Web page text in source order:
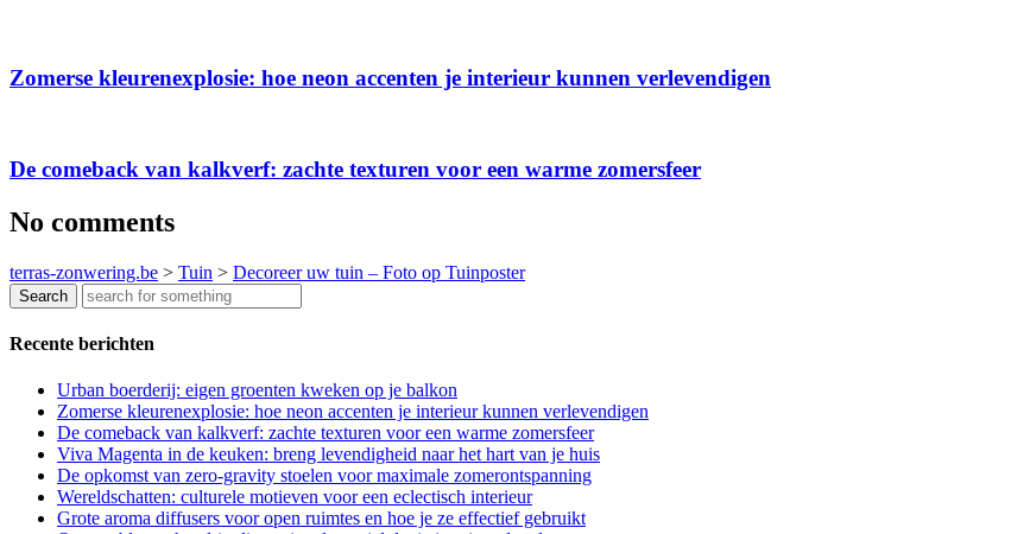
Zomerse kleurenexplosie: hoe neon accenten je interieur kunnen verlevendigen
De comeback van kalkverf: zachte texturen voor een warme zomersfeer
No comments
terras-zonwering.be > Tuin > Decoreer uw tuin – Foto op Tuinposter
Recente berichten
Urban boerderij: eigen groenten kweken op je balkon
Zomerse kleurenexplosie: hoe neon accenten je interieur kunnen verlevendigen
De comeback van kalkverf: zachte texturen voor een warme zomersfeer
Viva Magenta in de keuken: breng levendigheid naar het hart van je huis
De opkomst van zero-gravity stoelen voor maximale zomerontspanning
Wereldschatten: culturele motieven voor een eclectisch interieur
Grote aroma diffusers voor open ruimtes en hoe je ze effectief gebruikt